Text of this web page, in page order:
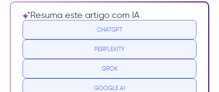
Resumo
O que é transformação digital na indústria
automotiva?
Quais são os casos de uso da transformação
Resuma este artigo com IA
CHATGPT
PERPLEXITY
GROK
GOOGLE AI